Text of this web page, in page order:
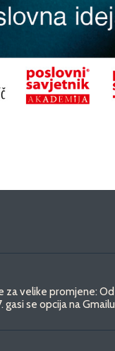
za velike promjene: Od
gasi se opcija na Gmailu